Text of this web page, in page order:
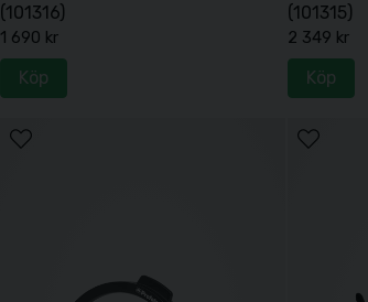
(101316)
1 690 kr
Köp
(101315)
2 349 kr
Köp